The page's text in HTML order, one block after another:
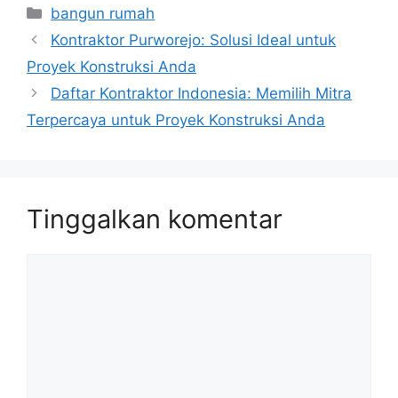
k
r
A
p
p
le
g
r
a
m
n
e
h
a
r
e
Kategori
bangun rumah
Kontraktor Purworejo: Solusi Ideal untuk
Proyek Konstruksi Anda
Daftar Kontraktor Indonesia: Memilih Mitra
Terpercaya untuk Proyek Konstruksi Anda
Tinggalkan komentar